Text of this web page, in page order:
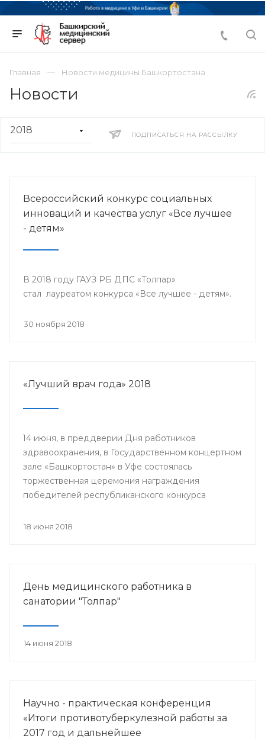
Главная Новости медицины Башкортостана
Новости
ПОДПИСАТЬСЯ НА РАССЫЛКУ
Всероссийский конкурс социальных
инноваций и качества услуг «Все лучшее
- детям»
В 2018 году ГАУЗ РБ ДПС «Толпар»
стал лауреатом конкурса «Все лучшее - детям».
30 ноября 2018
«Лучший врач года» 2018
14 июня, в преддверии Дня работников
здравоохранения, в Государственном концертном
зале «Башкортостан» в Уфе состоялась
торжественная церемония награждения
победителей республиканского конкурса
мероприятие, посвященное Дню медицинского
18 июня 2018
День медицинского работника в
санатории "Толпар"
14 июня 2018
Научно - практическая конференция
«Итоги противотуберкулезной работы за
2017 год и дальнейшее